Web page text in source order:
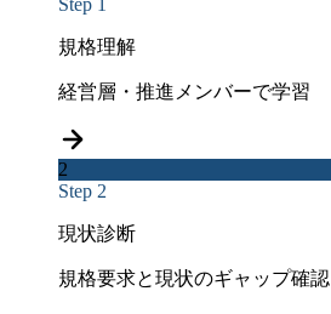
Step 1
規格理解
経営層・推進メンバーで学習
2
Step 2
現状診断
規格要求と現状のギャップ確認